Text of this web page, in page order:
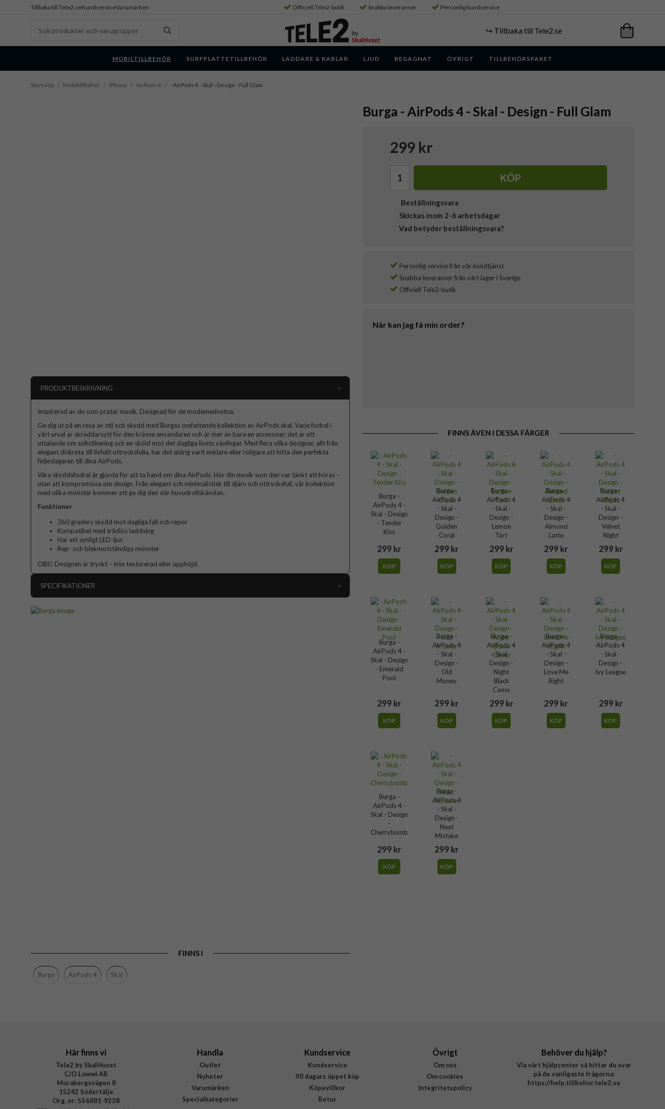
Tillbaka till Tele2.seKundserviceVarumärken Officiell Tele2-butik Snabba leveranser Personlig kundservice
↪️ Tillbaka till Tele2.se
MOBILTILLBEHÖR SURFPLATTETILLBEHÖR LADDARE & KABLAR LJUD BEGAGNAT ÖVRIGT TILLBEHÖRSPAKET
Startsida / Mobiltillbehör / iPhone / AirPods 4 / - AirPods 4 - Skal - Design - Full Glam
Burga - AirPods 4 - Skal - Design - Full Glam
299 kr
KÖP
Beställningsvara
Skickas inom 2-6 arbetsdagar
Vad betyder beställningsvara?
Personlig service från vår kundtjänst
Snabba leveranser från vårt lager i Sverige
Officiell Tele2-butik
När kan jag få min order?
FINNS ÄVEN I DESSA FÄRGER
Burga -
AirPods 4 -
Skal - Design
- Tender
Kiss
299 kr
KÖP
Burga -
AirPods 4
- Skal -
Design -
Golden
Coral
299 kr
KÖP
Burga -
AirPods 4
- Skal -
Design -
Lemon
Tart
299 kr
KÖP
Burga -
AirPods 4
- Skal -
Design -
Almond
Latte
299 kr
KÖP
Burga -
AirPods 4
- Skal -
Design -
Velvet
Night
299 kr
KÖP
Burga -
AirPods 4 -
Skal - Design
- Emerald
Pool
299 kr
KÖP
Burga -
AirPods 4
- Skal -
Design -
Old
Money
299 kr
KÖP
Burga -
AirPods 4
- Skal -
Design -
Night
Black
Camo
299 kr
KÖP
Burga -
AirPods 4
- Skal -
Design -
Love Me
Right
299 kr
KÖP
Burga -
AirPods 4
- Skal -
Design -
Ivy League
299 kr
KÖP
Burga -
AirPods 4 -
Skal - Design
-
Cherrybomb
299 kr
KÖP
Burga -
AirPods 4
- Skal -
Design -
Next
Mistake
299 kr
KÖP
PRODUKTBESKRIVNING
Inspirerad av de som pratar musik. Designad för de modemedvetna.
Ge dig ut på en resa av stil och skydd med Burgas omfattande kollektion av AirPods skal. Varje fodral i
vårt urval är skräddarsytt för den kräsne användaren och är mer än bara en accessoar; det är ett
uttalande om sofistikering och en sköld mot det dagliga livets växlingar. Med flera olika designer, allt från
elegant diskreta till livfullt uttrycksfulla, har det aldrig varit enklare eller roligare att hitta den perfekta
följeslagaren till dina AirPods.
Våra skyddsfodral är gjorda för att ta hand om dina AirPods. Hör din musik som den var tänkt att höras –
utan att kompromissa om design. Från elegant och minimalistisk till djärv och uttrycksfull, vår kollektion
med olika mönster kommer att ge dig den där huvudrollskänslan.
Funktioner
360 graders skydd mot dagliga fall och repor
Kompatibel med trådlös laddning
Har ett synligt LED-ljus
Rep- och blekmotståndiga mönster
OBS! Designen är tryckt – inte texturerad eller upphöjd.
SPECIFIKATIONER
FINNS I
Burga AirPods 4 Skal
Här finns vi
Tele2 by SkalHuset
C/O Lowwi AB
Morabergsvägen 8
15242 Södertälje
Org. nr: 556881-9238
Handla
Outlet
Nyheter
Varumärken
Specialkategorier
Kundservice
Kundservice
90 dagars öppet köp
Köpevillkor
Retur
Övrigt
Om oss
Om cookies
Integritetspolicy
Behöver du hjälp?
Via vårt hjälpcenter så hittar du svar
på de vanligaste frågorna:
https://help.tillbehor.tele2.se